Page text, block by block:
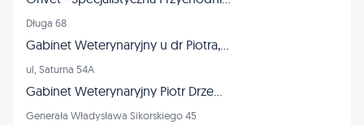
Długa 68
Gabinet Weterynaryjny u dr Piotra, Piotr Barna
ul, Saturna 54A
Gabinet Weterynaryjny Piotr Drzewiecki
Generała Władysława Sikorskiego 45